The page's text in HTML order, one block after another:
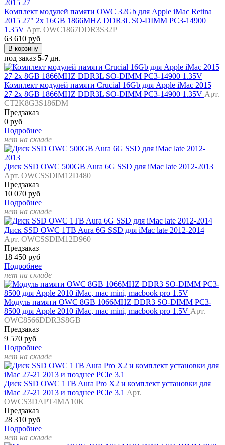
Комплект модулей памяти OWC 32Gb для Apple iMac Retina
2015 27" 2x 16GB 1866MHZ DDR3L SO-DIMM PC3-14900
1.35V Арт. OWC1867DDR3S32P
63 610 руб
В корзину
под заказ 5-7 дн.
Комплект модулей памяти Crucial 16Gb для Apple iMac 2015
27 2x 8GB 1866MHZ DDR3L SO-DIMM PC3-14900 1.35V Арт.
CT2K8G3S186DM
Предзаказ
0 руб
Подробнее
нет на складе
Диск SSD OWC 500GB Aura 6G SSD для iMac late 2012-2013
Арт. OWCSSDIM12D480
Предзаказ
10 070 руб
Подробнее
нет на складе
Диск SSD OWC 1TB Aura 6G SSD для iMac late 2012-2014
Арт. OWCSSDIM12D960
Предзаказ
18 450 руб
Подробнее
нет на складе
Модуль памяти OWC 8GB 1066MHZ DDR3 SO-DIMM PC3-
8500 для Apple 2010 iMac, mac mini, macbook pro 1.5V Арт.
OWC8566DDR3S8GB
Предзаказ
9 570 руб
Подробнее
нет на складе
Диск SSD OWC 1TB Aura Pro X2 и комплект установки для
iMac 27-21 2013 и позднее PCIe 3.1 Арт.
OWCS3DAPT4MA10K
Предзаказ
28 310 руб
Подробнее
нет на складе